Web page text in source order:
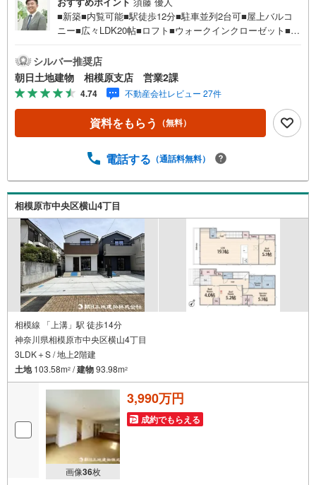
■新築■内覧可能■駅徒歩12分■駐車並列2台可■屋上バルコ
ニー■広々LDK20帖■ロフト■ウォークインクローゼット■パ
はお電話が繋がりやすくなっております。人気物件には特
に問い合わせが集中するため、お早めにお電話ください。
「室内・現地を見学する」ボタンよりご予約いただくとご
見学がスムーズです。【創業38周年の実績】弊社は1985年
町田にて開業し、東京・神奈川・埼玉エリアに13店舗展開
しております。契約件数5万件を突破し、数多くの実績を積
になりました。私達はお客様に安心感をお持ち頂ける自信
報を紹介しておりますが、その後の物件のご説明、資金計
画、税金相談などについては、上司である担当課長も同席
でご説明させていただきます。
シルバー推奨店
朝日土地建物 相模原支店 営業2課
4.74 不動産会社レビュー 27件
資料をもらう （無料）
電話する （通話料無料）
相模原市中央区横山4丁目
相模線 「上溝」駅 徒歩14分
神奈川県相模原市中央区横山4丁目
3LDK＋S / 地上2階建
土地103.58m2 /建物93.98m2
画像36枚
3,990万円
成約でもらえる